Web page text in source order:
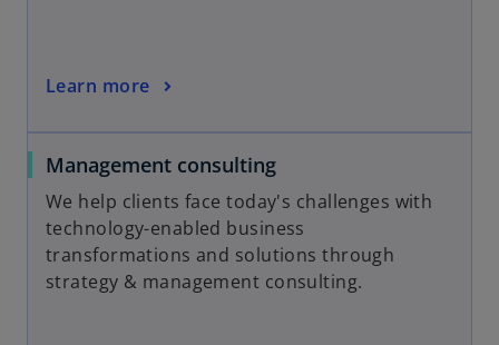
Learn more
Management consulting
We help clients face today's challenges with
technology-enabled business
transformations and solutions through
strategy & management consulting.